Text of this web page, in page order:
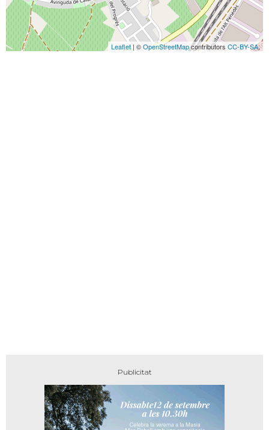
Leaflet| ©OpenStreetMapcontributorsCC-BY-SA,